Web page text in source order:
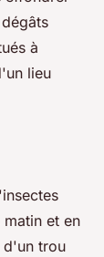
à
lieu
et en
d'un trou